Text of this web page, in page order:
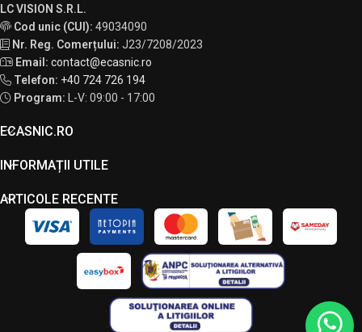
LC VISION S.R.L.
Cod unic (CUI): 49034090
Nr. Reg. Comerțului: J23/7208/2023
Email: contact@ecasnic.ro
Telefon: +40 724 726 194
Program: L-V: 09:00 - 17:00
ECASNIC.RO
INFORMAȚII UTILE
ARTICOLE RECENTE